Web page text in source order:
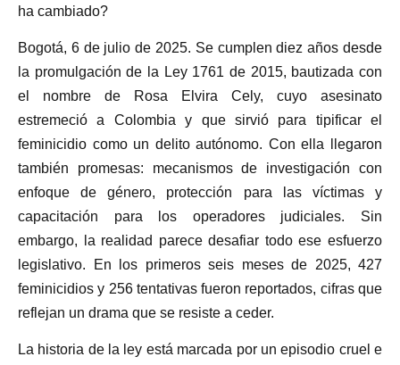
ha cambiado?
Bogotá, 6 de julio de 2025. Se cumplen diez años desde
la promulgación de la Ley 1761 de 2015, bautizada con
el nombre de Rosa Elvira Cely, cuyo asesinato
estremeció a Colombia y que sirvió para tipificar el
feminicidio como un delito autónomo. Con ella llegaron
también promesas: mecanismos de investigación con
enfoque de género, protección para las víctimas y
capacitación para los operadores judiciales. Sin
embargo, la realidad parece desafiar todo ese esfuerzo
legislativo. En los primeros seis meses de 2025, 427
feminicidios y 256 tentativas fueron reportados, cifras que
reflejan un drama que se resiste a ceder.
La historia de la ley está marcada por un episodio cruel e